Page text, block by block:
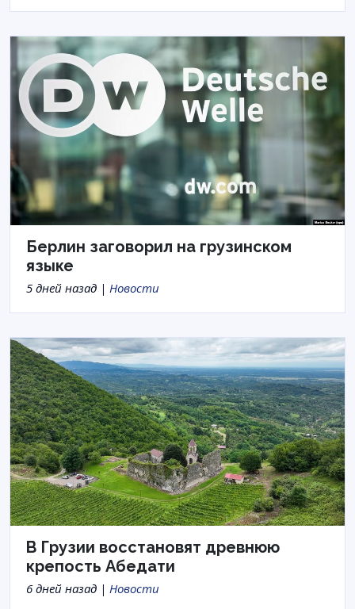
Берлин заговорил на грузинском
языке
5 дней назад | Новости
В Грузии восстановят древнюю
крепость Абедати
6 дней назад | Новости